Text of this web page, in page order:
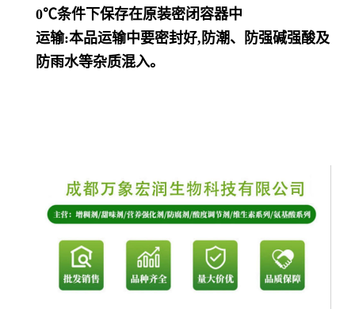
0℃条件下保存在原装密闭容器中
运输:本品运输中要密封好,防潮、防强碱强酸及
防雨水等杂质混入。